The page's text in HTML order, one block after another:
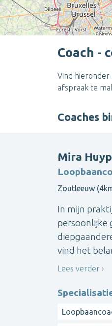
Coach -
Vind hieronder
afspraak te
Coaches
Mira
Zoutleeuw
In mijn
persoonlijke
vind het
Lees verder